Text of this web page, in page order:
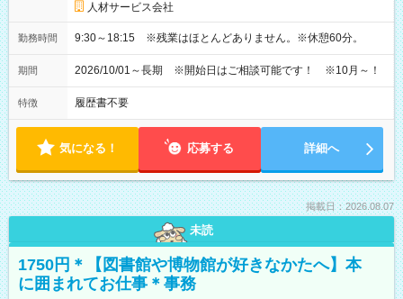
人材サービス会社
勤務時間 9:30～18:15 ※残業はほとんどありません。※休憩60分。
期間 2026/10/01～長期 ※開始日はご相談可能です！ ※10月～！
特徴 履歴書不要
気になる！ 応募する 詳細へ
掲載日：2026.08.07
未読
1750円＊【図書館や博物館が好きなかたへ】本
に囲まれてお仕事＊事務